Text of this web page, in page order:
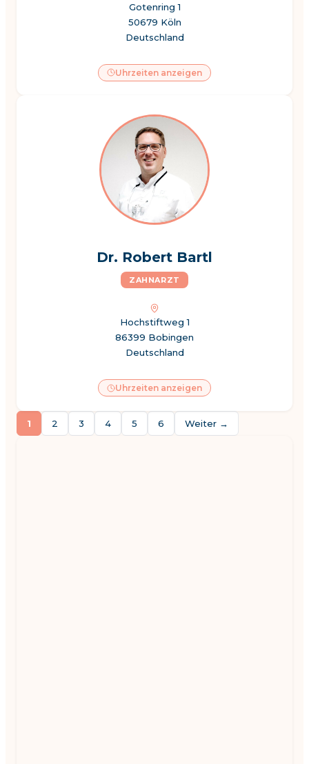
Gotenring 1
50679 Köln
Deutschland
Uhrzeiten anzeigen
Dr. Robert Bartl
ZAHNARZT
Hochstiftweg 1
86399 Bobingen
Deutschland
Uhrzeiten anzeigen
1 2 3 4 5 6 Weiter →